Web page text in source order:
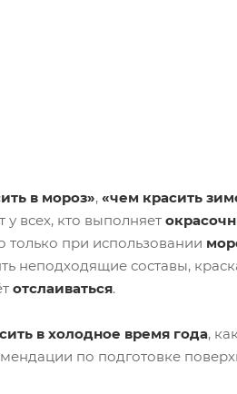
в мороз», «чем красить
у всех, кто выполняет
только при использовании
неподходящие составы,
отслаиваться.
в холодное время года,
по подготовке